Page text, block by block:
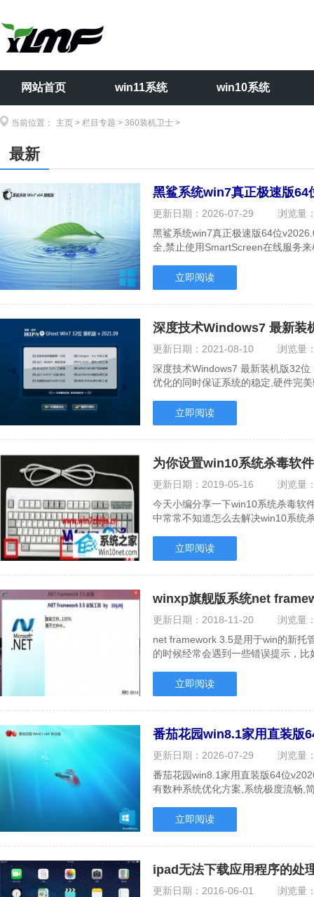
网站首页 win11系统 win10系统
当前位置： 主页 > 栏目专题 > 360装机卫士 >
最新
黑鲨系统win7真正极速版64
更新日期： 2026-07-29
浏览量
黑鲨系统win7真正极速版64位
全,禁止使用SmartScreen在线服务
立即阅读
深度技术Windows7 最新装
更新日期： 2021-08-10
浏览量
深度技术Windows7 最新装机版32
优化的同时保证系统的稳定,硬件完
立即阅读
为你设置win10系统杀毒软
更新日期： 2019-05-16
浏览量
今天小编分享一下win10系统杀毒软
中常常不知道怎么去解决win10系统
立即阅读
winxp旗舰版系统net
更新日期： 2018-11-20
浏览量
net framework 3.5是用于win的新托
的时候经常会遇到一些错误提示，
立即阅读
番茄花园win8.1家用直装版
更新日期： 2026-07-29
浏览量
番茄花园win8.1家用直装版64位
有数种系统优化方案,系统极度流畅,
立即阅读
ipad无法下载应用程序的处
更新日期： 2016-06-01
浏览量